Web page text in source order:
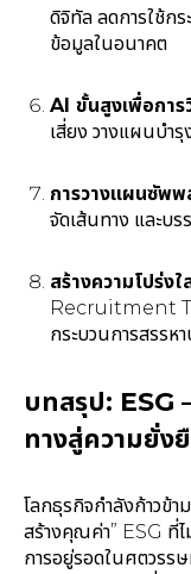
ดิจิทัล ลดการใช้กร
ข้อมูลในอนาคต
AI ขั้นสูงเพื่อการ
เสี่ยง วางแผนบำ
การวางแผนซัพพ
จัดเส้นทาง และบ
สร้างความโปร่ง
Recruitment
กระบวนการสรรห
บทสรุป: ESG
ทางสู่ความยั่ง
โลกธุรกิจกำลังก้าวข้า
สร้างคุณค่า” ESG ที่
การอยู่รอดในศตวรร